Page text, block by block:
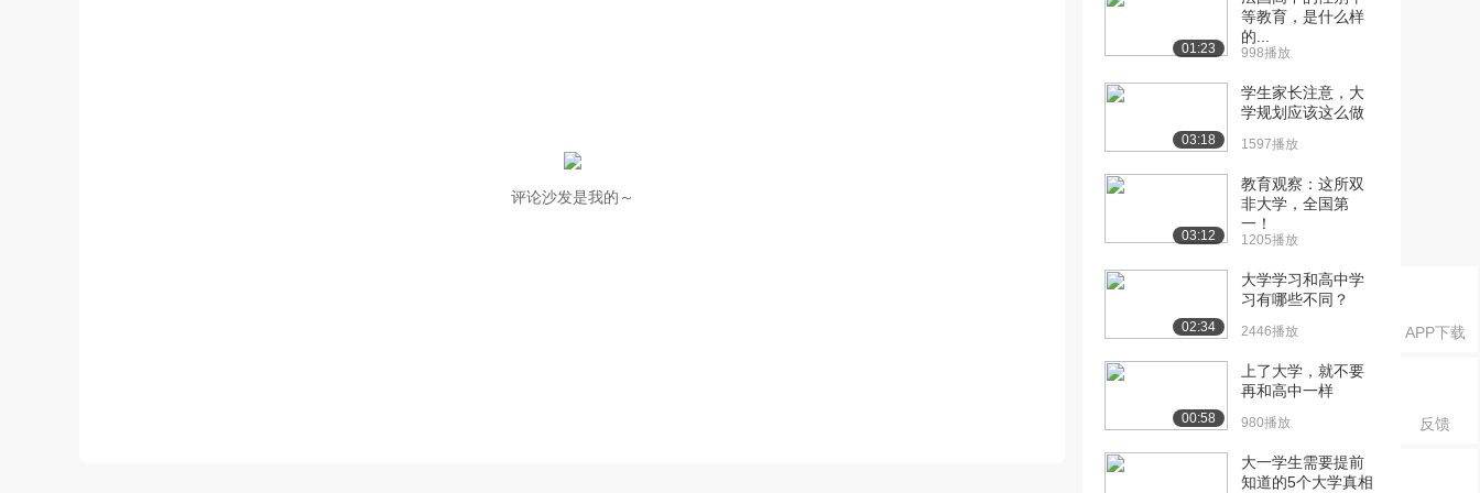
APP下载
反馈
评论沙发是我的～
01:23
等教育，是什么样
的...
998播放
03:18
学生家长注意，大
学规划应该这么做
1597播放
03:12
教育观察：这所双
非大学，全国第
一！
1205播放
02:34
大学学习和高中学
习有哪些不同？
2446播放
00:58
上了大学，就不要
再和高中一样
980播放
大一学生需要提前
知道的5个大学真相